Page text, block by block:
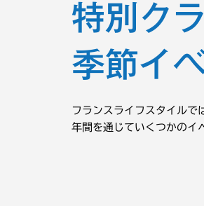
特別ク
季節イ
フランスライフスタイルで
年間を通じていくつかのイ